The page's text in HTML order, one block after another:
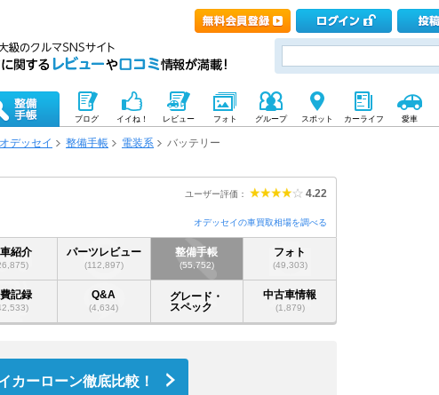
ブログ イイね！ レビュー フォト グループ スポット カーライフ 愛車
オデッセイ 整備手帳 電装系 バッテリー
ユーザー評価： 4.22
オデッセイの車買取相場を調べる
紹介 パーツレビュー
(112,897)
整備手帳
(55,752)
フォト
(49,303)
記録 Q&A
(4,634)
グレード・
スペック
中古車情報
(1,879)
カーローン徹底比較！